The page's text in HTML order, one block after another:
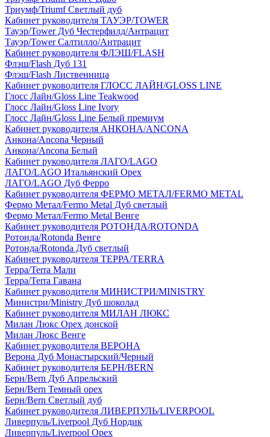
Триумф/Triumf Светлый дуб
Кабинет руководителя ТАУЭР/TOWER
Тауэр/Tower Дуб Честерфилд/Антрацит
Тауэр/Tower Салтилло/Антрацит
Кабинет руководителя ФЛЭШ/FLASH
Флэш/Flash Дуб 131
Флэш/Flash Лиственница
Кабинет руководителя ГЛОСС ЛАЙН/GLOSS LINE
Глосс Лайн/Gloss Line Teakwood
Глосс Лайн/Gloss Line Ivory
Глосс Лайн/Gloss Line Белый премиум
Кабинет руководителя АНКОНА/ANCONA
Анкона/Ancona Черный
Анкона/Ancona Белый
Кабинет руководителя ЛАГО/LAGO
ЛАГО/LAGO Итальянский Орех
ЛАГО/LAGO Дуб Ферро
Кабинет руководителя ФЕРМО МЕТАЛ/FERMO METAL
Фермо Метал/Fermo Metal Дуб светлый
Фермо Метал/Fermo Metal Венге
Кабинет руководителя РОТОНДА/ROTONDA
Ротонда/Rotonda Венге
Ротонда/Rotonda Дуб светлый
Кабинет руководителя ТЕРРА/TERRA
Терра/Terra Мали
Терра/Terra Гавана
Кабинет руководителя МИНИСТРИ/MINISTRY
Министри/Ministry Дуб шоколад
Кабинет руководителя МИЛАН ЛЮКС
Милан Люкс Орех донской
Милан Люкс Венге
Кабинет руководителя ВЕРОНА
Верона Дуб Монастырский/Черный
Кабинет руководителя БЕРН/BERN
Берн/Bern Дуб Апрельский
Берн/Bern Темный орех
Берн/Bern Светлый дуб
Кабинет руководителя ЛИВЕРПУЛЬ/LIVERPOOL
Ливерпуль/Liverpool Дуб Нордик
Ливерпуль/Liverpool Орех